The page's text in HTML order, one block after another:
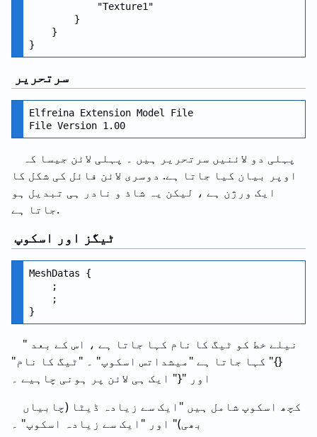
            "Texture1"
        }
    }
سرتحریر
Elfreina Extension Model File
پہلی دو لائنیں سرتحریر ہیں ۔ پہلی لائن جیسا کہ
اوپر بیان کیا جاتا ہے. دوسری لائن فائل کی شکل کا
ایک ورژن ہے ، لیکن یہ شاذ و نادر ہی تبدیل ہو
جاتا ہے.
ٹیگز اور اسکوپ
MeshDatas {
    ;
    ;
نیلے خط کو ٹیگ کا نام کہا جاتا ہے ، اس کے بعد "
{}" کہا جاتا ہے "میشداتس اسکوپ" ۔ "ٹیگ کا نام"
اور "{" ایک ہی لائن پر ہونی چاہیے ۔
کچھ اسکوپ شامل ہیں "ایک سے زیادہ ڈیٹا (چابیاں
بھی)" اور "ایک سے زیادہ اسکوپ" ۔